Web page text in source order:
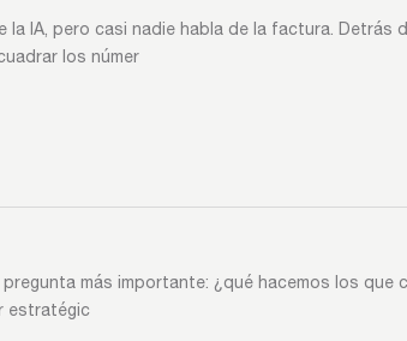
IA, pero casi nadie habla de la factura. Detrás
los númer
más importante: ¿qué hacemos los que
estratégic